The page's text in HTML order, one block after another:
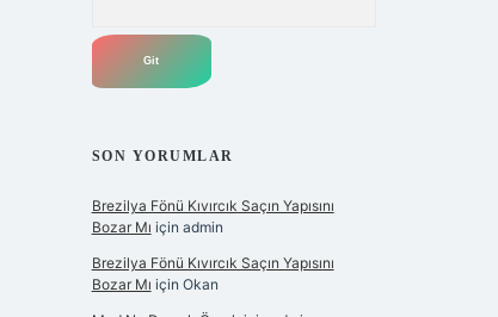
SON YORUMLAR
Brezilya Fönü Kıvırcık Saçın Yapısını
Bozar Mı için admin
Brezilya Fönü Kıvırcık Saçın Yapısını
Bozar Mı için Okan